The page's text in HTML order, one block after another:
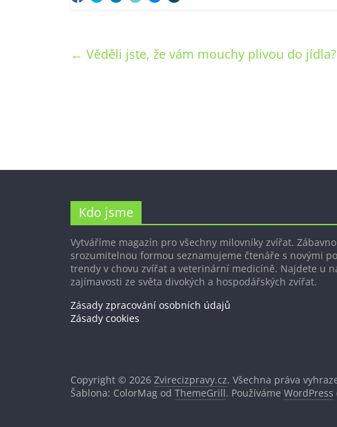
← Věděli jste, že vám mouchy plivou do
Kdo jsme
Vytváříme magazín pro všechny milovníky zvířat.
srozumitelnou formou seznamujeme čtenáře s novými
trendy v chovu zvířat a veterinární medicíně. Najdete u
zajímavosti ze světa divokých a hospodářských zvířat.
Zásady zpracování osobních údajů
Zásady cookies
Copyright © 2026 Zvirecizpravy.cz. Všechna práva
Šablona: ColorMag od ThemeGrill. Používáme WordPress